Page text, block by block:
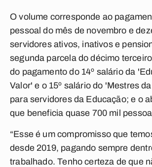
O volume corresponde ao
pessoal do mês de novembro e
servidores ativos, inativos e
segunda parcela do décimo
do pagamento do 14º salário da
Valor' e o 15º salário do 'Mestres
para servidores da Educação; e o
que beneficia quase 700 mil
“Esse é um compromisso que
desde 2019, pagando sempre
trabalhado. Tenho certeza de que